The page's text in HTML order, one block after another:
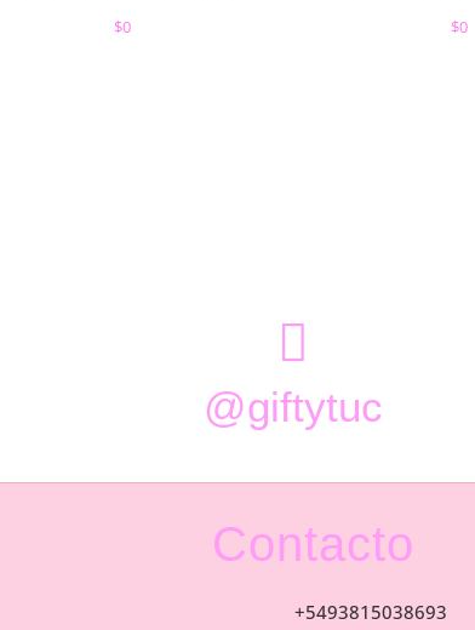
$0 $0

@giftytuc
Contacto
+5493815038693